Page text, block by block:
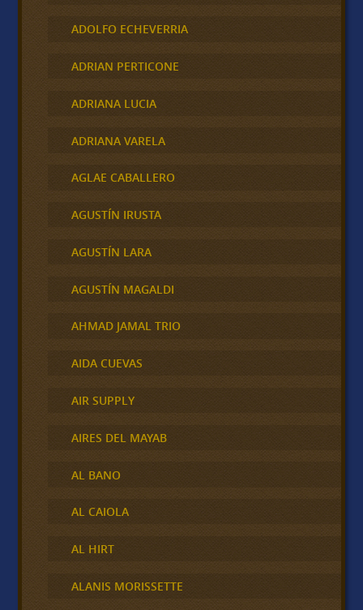
ADOLFO ECHEVERRIA
ADRIAN PERTICONE
ADRIANA LUCIA
ADRIANA VARELA
AGLAE CABALLERO
AGUSTÍN IRUSTA
AGUSTÍN LARA
AGUSTÍN MAGALDI
AHMAD JAMAL TRIO
AIDA CUEVAS
AIR SUPPLY
AIRES DEL MAYAB
AL BANO
AL CAIOLA
AL HIRT
ALANIS MORISSETTE